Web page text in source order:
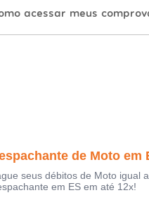
acessar meus
de Moto em
seus débitos de Moto igual
em ES em até 12x!